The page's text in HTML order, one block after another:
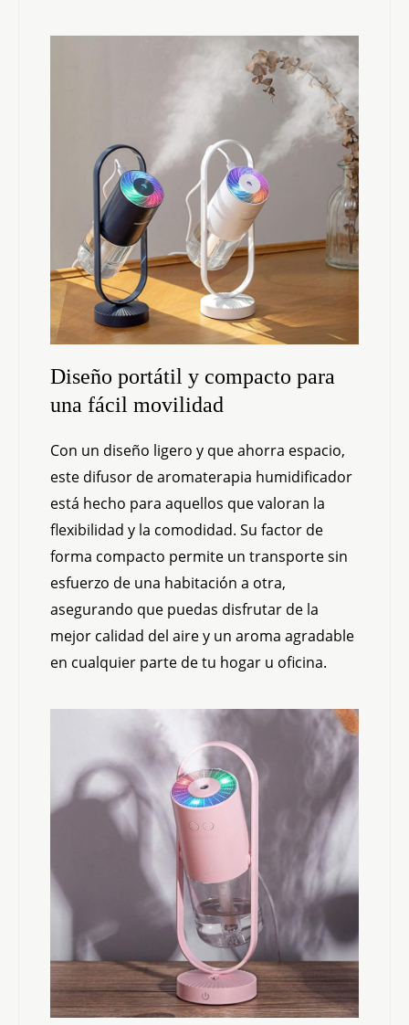
Diseño portátil y compacto para
una fácil movilidad
Con un diseño ligero y que ahorra espacio,
este difusor de aromaterapia humidificador
está hecho para aquellos que valoran la
flexibilidad y la comodidad. Su factor de
forma compacto permite un transporte sin
esfuerzo de una habitación a otra,
asegurando que puedas disfrutar de la
mejor calidad del aire y un aroma agradable
en cualquier parte de tu hogar u oficina.